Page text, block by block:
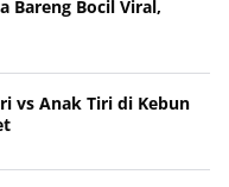
Bareng Bocil Viral,
vs Anak Tiri di Kebun